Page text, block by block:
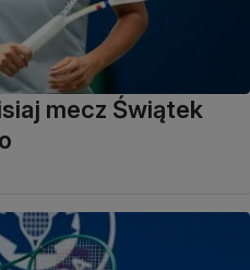
mecz Świątek